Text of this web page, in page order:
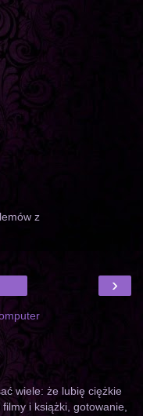
z
›
wiele: że lubię ciężkie
i książki, gotowanie,